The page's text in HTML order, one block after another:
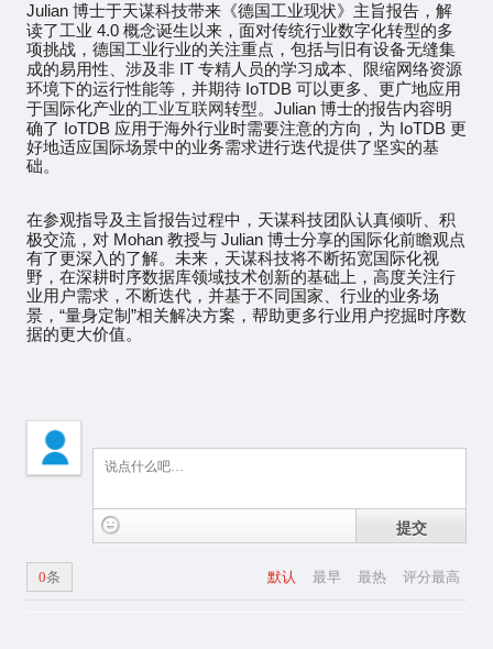
Julian 博士于天谋科技带来《德国工业现状》主旨报告，解
读了工业 4.0 概念诞生以来，面对传统行业数字化转型的多
项挑战，德国工业行业的关注重点，包括与旧有设备无缝集
成的易用性、涉及非IT 专精人员的学习成本、限缩网络资源
环境下的运行性能等，并期待IoTDB 可以更多、更广地应用
于国际化产业的工业互联网转型。 Julian 博士的报告内容明
确了 IoTDB 应用于海外行业时需要注意的方向，为 IoTDB 更
好地适应国际场景中的业务需求进行迭代提供了坚实的基
础。
在参观指导及主旨报告过程中，天谋科技团队认真倾听、积
极交流，对Mohan 教授与Julian 博士分享的国际化前瞻观点
有了更深入的了解。未来，天谋科技将不断拓宽国际化视
野，在深耕时序数据库领域技术创新的基础上，高度关注行
业用户需求，不断迭代，并基于不同国家、行业的业务场
景， “量身定制 ”相关解决方案，帮助更多行业用户挖掘时序数
据的更大价值。
提交
默认 最早 最热 评分最高
0条